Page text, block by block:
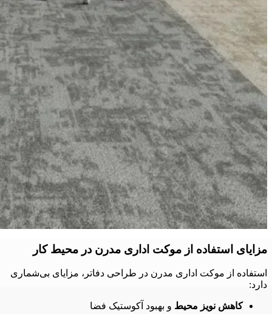
مزایای استفاده از موکت اداری مدرن در محیط کار
استفاده از موکت اداری مدرن در طراحی دفاتر، مزایای بی‌شماری
دارد:
کاهش نویز محیط و بهبود آکوستیک فضا